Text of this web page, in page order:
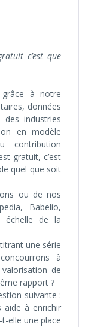
c’est que
grâce à notre
données
des industries
en modèle
contribution
gratuit, c’est
quel que soit
ou de nos
Babelio,
échelle de la
une série
à
de
rapport ?
suivante :
aide à enrichir
elle une place